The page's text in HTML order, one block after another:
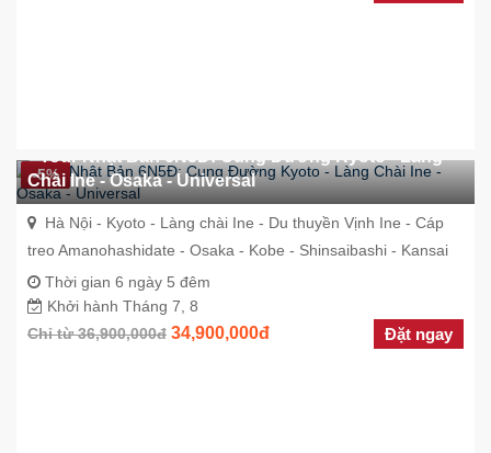
-5%
Tour Nhật Bản 6N5Đ: Cung Đường Kyoto - Làng
Chài Ine - Osaka - Universal
Hà Nội - Kyoto - Làng chài Ine - Du thuyền Vịnh Ine - Cáp
treo Amanohashidate - Osaka - Kobe - Shinsaibashi - Kansai
Thời gian 6 ngày 5 đêm
Khởi hành Tháng 7, 8
Chỉ từ 36,900,000đ 34,900,000đ Đặt ngay